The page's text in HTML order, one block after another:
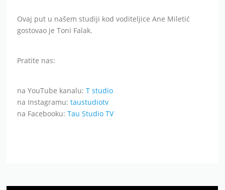
Ovaj put u našem studiji kod voditeljice Ane Miletić
gostovao je Toni Falak.
Pratite nas:
na YouTube kanalu:T studio
na Instagramu:taustudiotv
na Facebooku:Tau Studio TV